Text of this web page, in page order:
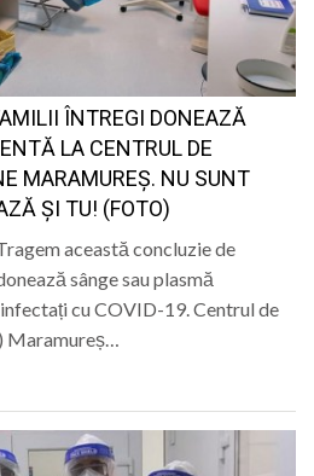
ÎNTREGI DONEAZĂ
LA CENTRUL DE
MARAMUREȘ. NU SUNT
ȘI TU! (FOTO)
această concluzie de
sânge sau plasmă
cu COVID-19. Centrul de
Maramureș…